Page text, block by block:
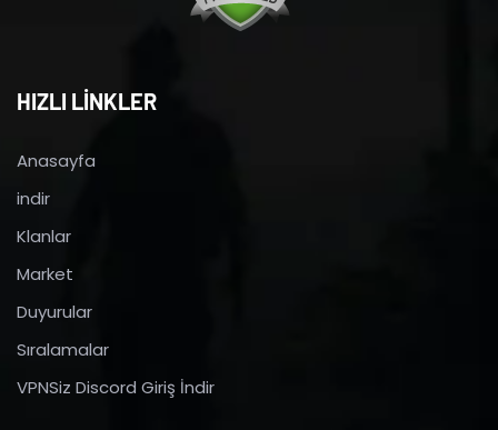
HIZLI LİNKLER
Anasayfa
indir
Klanlar
Market
Duyurular
Sıralamalar
VPNSiz Discord Giriş İndir